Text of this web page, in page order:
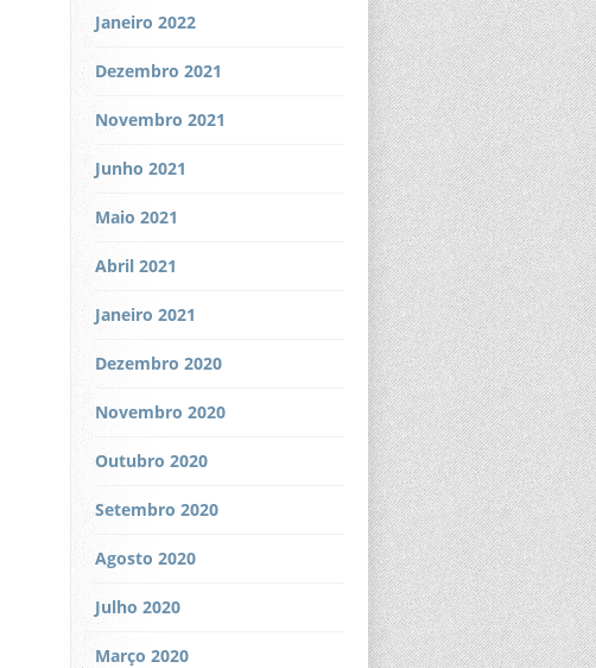
Janeiro 2022
Dezembro 2021
Novembro 2021
Junho 2021
Maio 2021
Abril 2021
Janeiro 2021
Dezembro 2020
Novembro 2020
Outubro 2020
Setembro 2020
Agosto 2020
Julho 2020
Março 2020